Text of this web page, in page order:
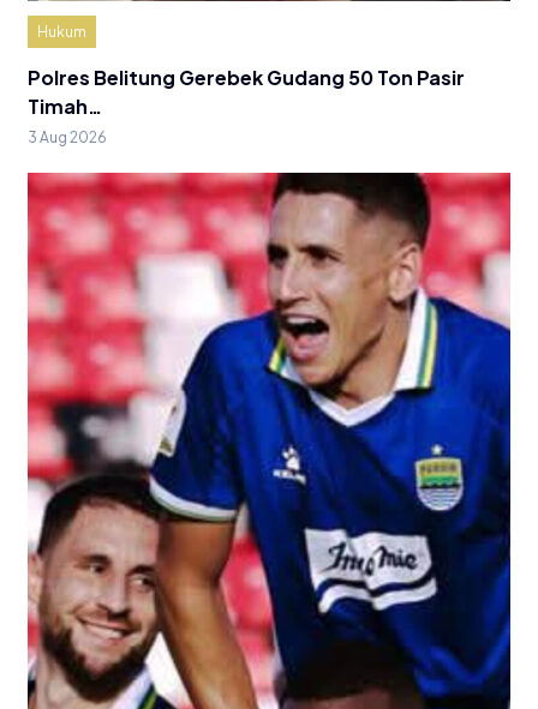
Hukum
Polres Belitung Gerebek Gudang 50 Ton Pasir
Timah…
3 Aug 2026